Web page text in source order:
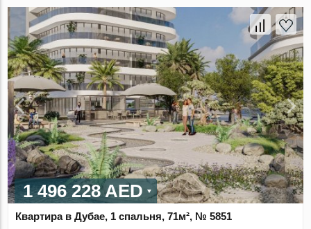
1 496 228 AED
Квартира в Дубае, 1 спальня, 71м², № 5851